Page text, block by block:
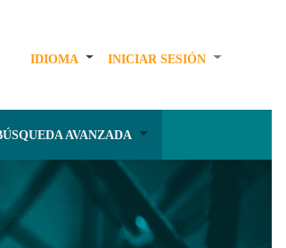
IDIOMA INICIAR SESIÓN
AVANZADA